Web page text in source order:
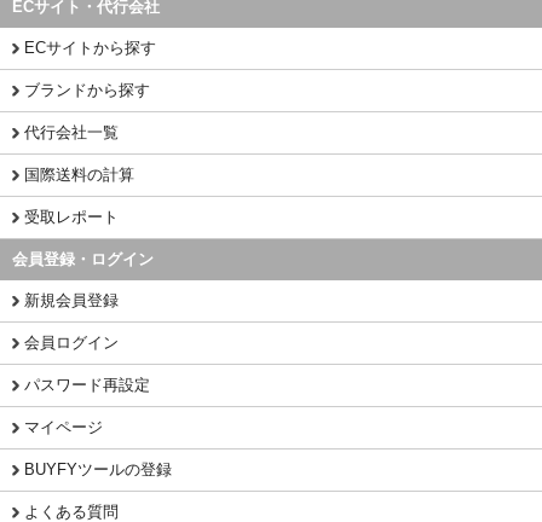
ECサイト・代行会社
ECサイトから探す
ブランドから探す
代行会社一覧
国際送料の計算
受取レポート
会員登録・ログイン
新規会員登録
会員ログイン
パスワード再設定
マイページ
BUYFYツールの登録
よくある質問